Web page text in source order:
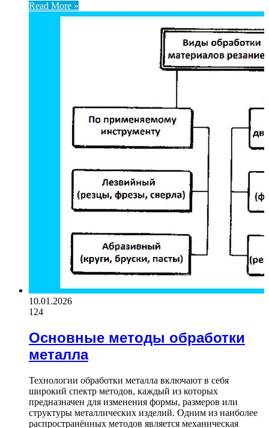
Read More »
10.01.2026
124
Основные методы обработки
металла
Технологии обработки металла включают в себя
широкий спектр методов, каждый из которых
предназначен для изменения формы, размеров или
структуры металлических изделий. Одним из наиболее
распространённых методов является механическая